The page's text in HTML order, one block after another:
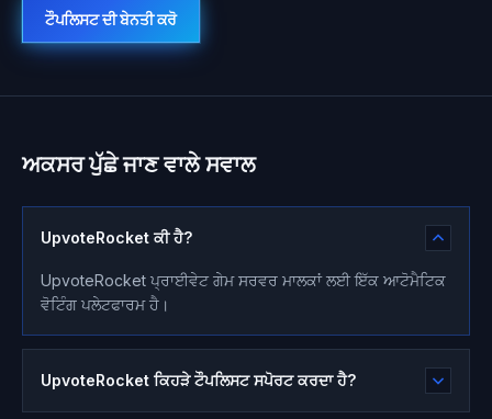
ਟੌਪਲਿਸਟ ਦੀ ਬੇਨਤੀ ਕਰੋ
ਅਕਸਰ ਪੁੱਛੇ ਜਾਣ ਵਾਲੇ ਸਵਾਲ
UpvoteRocket ਕੀ ਹੈ?
UpvoteRocket ਪ੍ਰਾਈਵੇਟ ਗੇਮ ਸਰਵਰ ਮਾਲਕਾਂ ਲਈ ਇੱਕ ਆਟੋਮੈਟਿਕ
ਵੋਟਿੰਗ ਪਲੇਟਫਾਰਮ ਹੈ।
UpvoteRocket ਕਿਹੜੇ ਟੌਪਲਿਸਟ ਸਪੋਰਟ ਕਰਦਾ ਹੈ?